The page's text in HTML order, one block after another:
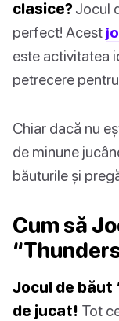
clasice?Jocul
perfect! Acest
este activitatea
petrecere
Chiar dacă nu
de minune
băuturile și
Cum să
Jocul de băut
de jucat! Tot